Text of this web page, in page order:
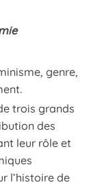
genre,
trois grands
des
leur rôle et
l’histoire de